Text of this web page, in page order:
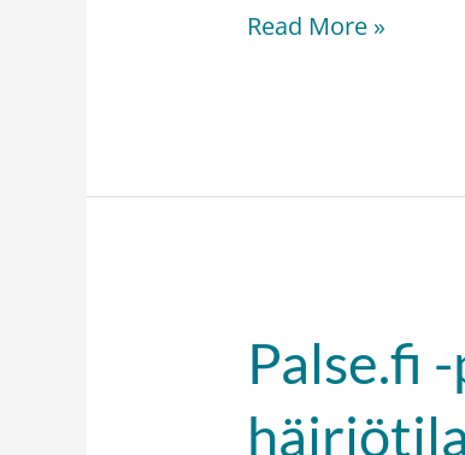
ohi
Read More »
Palse.fi
Palse.fi
-
portaalin